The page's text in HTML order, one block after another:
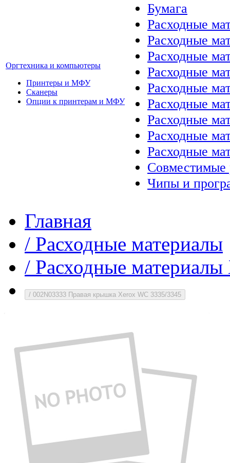
Оргтехника и компьютеры
Принтеры и МФУ
Сканеры
Опции к принтерам и МФУ
Бумага
Расходные
Расходные
Расходные
Расходные
Расходные
Расходные
Расходные
Расходные
Расходные
Совместимые
Чипы и
Главная
/ Расходные материалы
/ Расходные
/ 002N03333 Правая крышка Xerox WC 3335/3345